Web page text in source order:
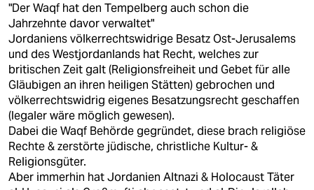
"Der Waqf hat den Tempelberg auch schon die
Jahrzehnte davor verwaltet"
Jordaniens völkerrechtswidrige Besatz Ost-Jerusalems
und des Westjordanlands hat Recht, welches zur
britischen Zeit galt (Religionsfreiheit und Gebet für alle
Gläubigen an ihren heiligen Stätten) gebrochen und
völkerrechtswidrig eigenes Besatzungsrecht geschaffen
(legaler wäre möglich gewesen).
Dabei die Waqf Behörde gegründet, diese brach religiöse
Rechte & zerstörte jüdische, christliche Kultur- &
Religionsgüter.
Aber immerhin hat Jordanien Altnazi & Holocaust Täter